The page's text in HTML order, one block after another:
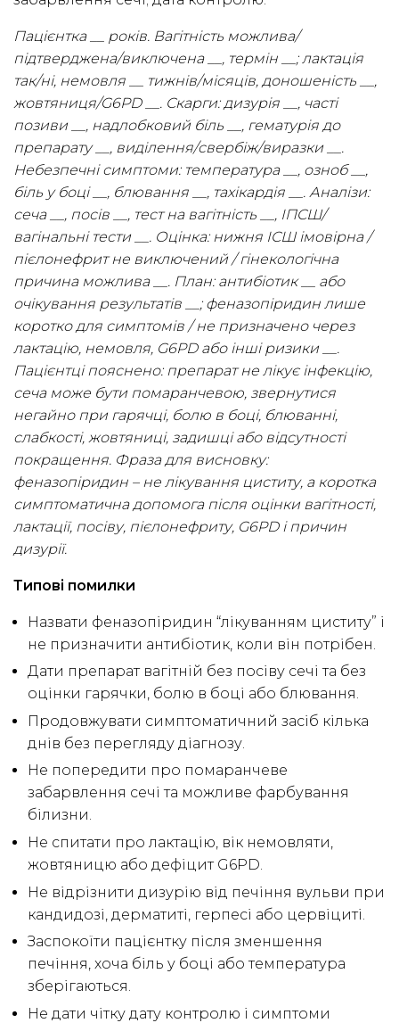
Пацієнтка __ років. Вагітність можлива/
підтверджена/виключена __, термін __; лактація
так/ні, немовля __ тижнів/місяців, доношеність __,
жовтяниця/G6PD __. Скарги: дизурія __, часті
позиви __, надлобковий біль __, гематурія до
препарату __, виділення/свербіж/виразки __.
Небезпечні симптоми: температура __, озноб __,
біль у боці __, блювання __, тахікардія __. Аналізи:
сеча __, посів __, тест на вагітність __, ІПСШ/
вагінальні тести __. Оцінка: нижня ІСШ імовірна /
пієлонефрит не виключений / гінекологічна
причина можлива __. План: антибіотик __ або
очікування результатів __; феназопіридин лише
коротко для симптомів / не призначено через
лактацію, немовля, G6PD або інші ризики __.
Пацієнтці пояснено: препарат не лікує інфекцію,
сеча може бути помаранчевою, звернутися
негайно при гарячці, болю в боці, блюванні,
слабкості, жовтяниці, задишці або відсутності
покращення. Фраза для висновку:
феназопіридин – не лікування циститу, а коротка
симптоматична допомога після оцінки вагітності,
лактації, посіву, пієлонефриту, G6PD і причин
дизурії.
Типові помилки
Назвати феназопіридин “лікуванням циститу” і
не призначити антибіотик, коли він потрібен.
Дати препарат вагітній без посіву сечі та без
оцінки гарячки, болю в боці або блювання.
Продовжувати симптоматичний засіб кілька
днів без перегляду діагнозу.
Не попередити про помаранчеве
забарвлення сечі та можливе фарбування
білизни.
Не спитати про лактацію, вік немовляти,
жовтяницю або дефіцит G6PD.
Не відрізнити дизурію від печіння вульви при
кандидозі, дерматиті, герпесі або цервіциті.
Заспокоїти пацієнтку після зменшення
печіння, хоча біль у боці або температура
зберігаються.
Не дати чітку дату контролю і симптоми